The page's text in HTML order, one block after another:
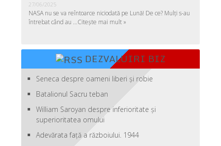
27/06/2025
NASA nu se va reîntoarce niciodată pe Lună! De ce? Mulţi s-au
întrebat când au …Citește mai mult »
DEZVALUIRI BIZ
Seneca despre oameni liberi şi robie
Batalionul Sacru teban
William Saroyan despre inferioritate şi
superioritatea omului
Adevărata față a războiului. 1944